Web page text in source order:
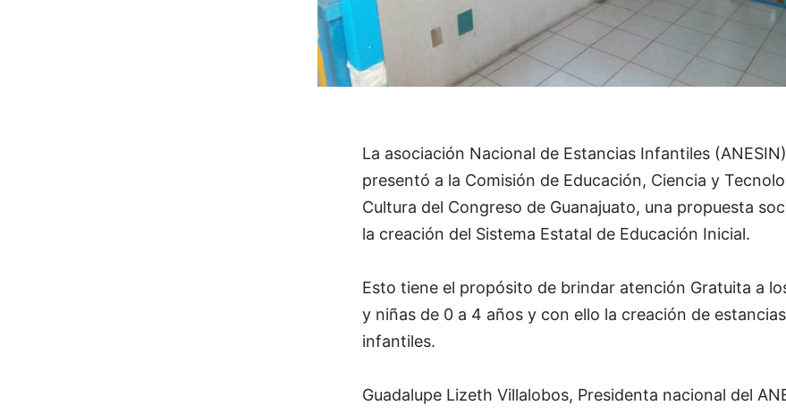
La asociación Nacional de Estancias Infantiles (ANESIN)
presentó a la Comisión de Educación, Ciencia y
Cultura del Congreso de Guanajuato, una propuesta
la creación del Sistema Estatal de Educación Inicial.
Esto tiene el propósito de brindar atención Gratuita a
y niñas de 0 a 4 años y con ello la creación de estancias
infantiles.
Guadalupe Lizeth Villalobos, Presidenta nacional del